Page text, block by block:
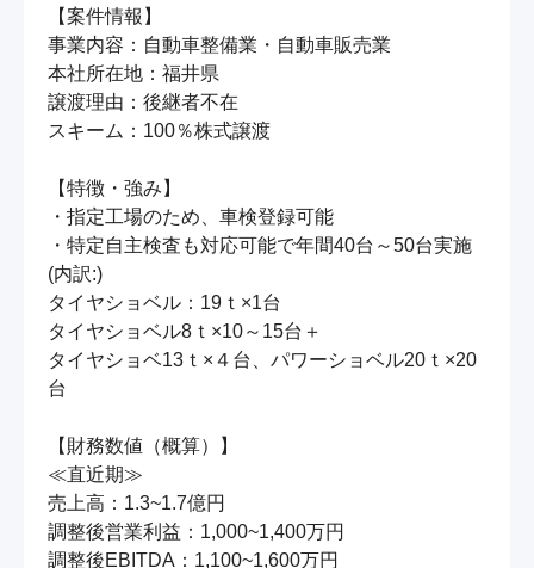
【案件情報】
事業内容：自動車整備業・自動車販売業
本社所在地：福井県
譲渡理由：後継者不在
スキーム：100％株式譲渡
【特徴・強み】
・指定工場のため、車検登録可能
・特定自主検査も対応可能で年間40台～50台実施
(内訳:)
タイヤショベル：19ｔ×1台
タイヤショベル8ｔ×10～15台＋
タイヤショベ13ｔ×４台、パワーショベル20ｔ×20
台
【財務数値（概算）】
≪直近期≫
売上高：1.3~1.7億円
調整後営業利益：1,000~1,400万円
調整後EBITDA：1,100~1,600万円